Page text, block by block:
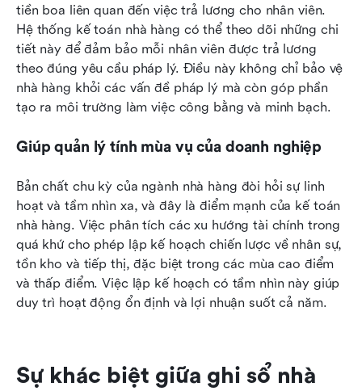
tiền boa liên quan đến việc trả lương cho nhân viên.
Hệ thống kế toán nhà hàng có thể theo dõi những chi
tiết này để đảm bảo mỗi nhân viên được trả lương
theo đúng yêu cầu pháp lý. Điều này không chỉ bảo vệ
nhà hàng khỏi các vấn đề pháp lý mà còn góp phần
tạo ra môi trường làm việc công bằng và minh bạch.
Giúp quản lý tính mùa vụ của doanh nghiệp
Bản chất chu kỳ của ngành nhà hàng đòi hỏi sự linh
hoạt và tầm nhìn xa, và đây là điểm mạnh của kế toán
nhà hàng. Việc phân tích các xu hướng tài chính trong
quá khứ cho phép lập kế hoạch chiến lược về nhân sự,
tồn kho và tiếp thị, đặc biệt trong các mùa cao điểm
và thấp điểm. Việc lập kế hoạch có tầm nhìn này giúp
duy trì hoạt động ổn định và lợi nhuận suốt cả năm.
Sự khác biệt giữa ghi sổ nhà